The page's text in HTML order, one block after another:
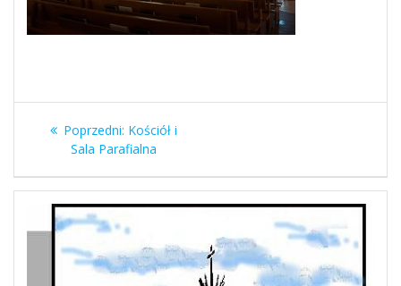
Nawigacja
wpisu
Poprzedni: Poprzedni
wpis:
Kościół i
Sala Parafialna